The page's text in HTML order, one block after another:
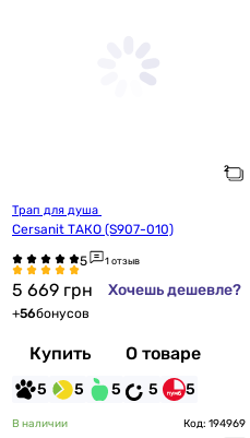
Cersanit ТАКО (S907-010)
1 отзыв
5 669 грн Хочешь дешевле?
+56бонусов
Купить О товаре
5 5 5 5 5
В наличии Код: 194969